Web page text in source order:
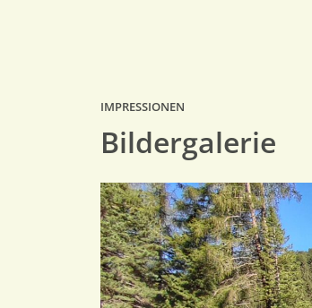
IMPRESSIONEN
Bildergalerie